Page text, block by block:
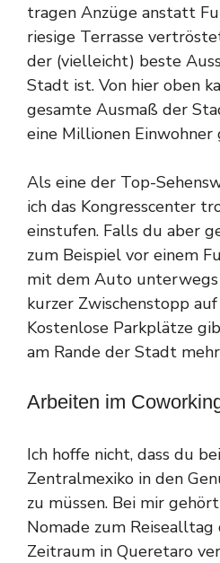
tragen Anzüge anstatt
riesige Terrasse
der (vielleicht) beste
Stadt ist. Von hier oben
gesamte Ausmaß der
eine Millionen Einwohner
Als eine der Top-
ich das Kongresscenter
einstufen. Falls du aber
zum Beispiel vor einem
mit dem Auto
kurzer Zwischenstopp
Kostenlose Parkplätze
am Rande der Stadt
Arbeiten im
Ich hoffe nicht, dass du
Zentralmexiko in den
zu müssen. Bei mir
Nomade zum Reisealltag
Zeitraum in Queretaro